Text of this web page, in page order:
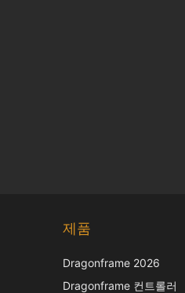
제품
Dragonframe 2026
Dragonframe 컨트롤러